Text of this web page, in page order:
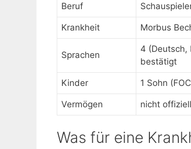
Beruf
Krankheit Morbus
Sprachen
4 (Deutsch,
bestätigt
Kinder 1 Sohn
Vermögen nicht
Was für eine